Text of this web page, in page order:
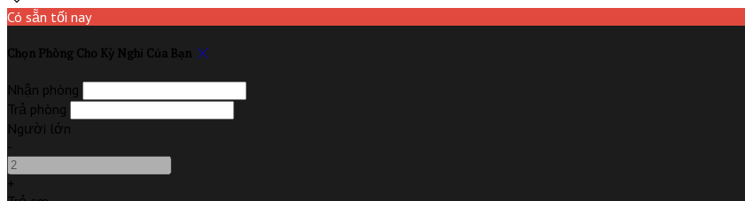
Có sẵn tối nay
Chọn Phòng Cho Kỳ Nghỉ Của Bạn
Nhận phòng
Trả phòng
Người lớn
-
+